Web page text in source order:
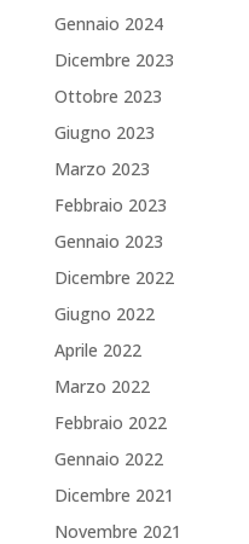
Gennaio 2024
Dicembre 2023
Ottobre 2023
Giugno 2023
Marzo 2023
Febbraio 2023
Gennaio 2023
Dicembre 2022
Giugno 2022
Aprile 2022
Marzo 2022
Febbraio 2022
Gennaio 2022
Dicembre 2021
Novembre 2021